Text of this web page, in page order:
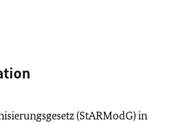
(StARModG) in